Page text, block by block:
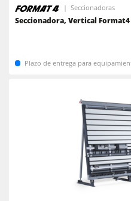
Máquinas cepilladoras y
Prensas de platos
Extractores de polvo
Alimentadores
Equipamiento para el taller
Máquina de cepillado
Prensas de platos
Sistemas de aspiración
Alimentadores
Seccionadoras
Seccionadora, Vertical Format4
Plazo de entrega para